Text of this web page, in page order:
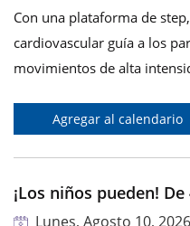
Con una plataforma de
cardiovascular guía a los
movimientos de alta
Agregar al calendario
¡Los niños pueden! De
Lunes, Agosto 10, 2026